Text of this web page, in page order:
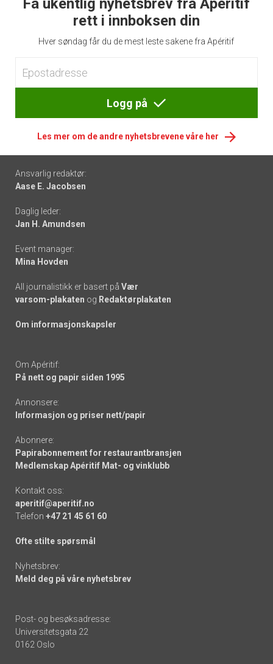
Få ukentlig nyhetsbrev fra Apéritif
rett i innboksen din
Hver søndag får du de mest leste sakene fra Apéritif
Logg på
Les mer om de andre nyhetsbrevene våre her
Footer
-
links
Ansvarlig redaktør:
Aase E. Jacobsen
Daglig leder:
Jan H. Amundsen
Event manager:
Mina Hovden
All journalistikk er basert på Vær
varsom-plakaten og Redaktørplakaten
Om informasjonskapsler
Om Apéritif:
På nett og papir siden 1995
Annonsere:
Informasjon og priser nett/papir
Abonnere:
Papirabonnement for restaurantbransjen
Medlemskap Apéritif Mat- og vinklubb
Kontakt oss:
aperitif@aperitif.no
Telefon +47 21 45 61 60
Ofte stilte spørsmål
Nyhetsbrev:
Meld deg på våre nyhetsbrev
Post- og besøksadresse:
Universitetsgata 22
0162 Oslo